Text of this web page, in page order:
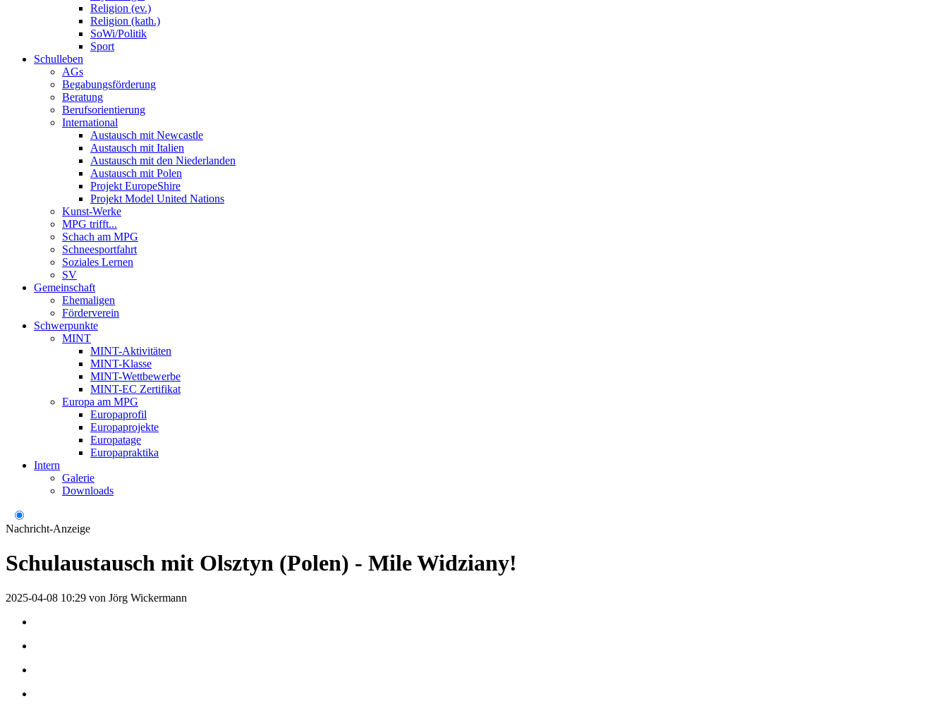
Religion (ev.)
Religion (kath.)
SoWi/Politik
Sport
Schulleben
AGs
Begabungsförderung
Beratung
Berufsorientierung
International
Austausch mit Newcastle
Austausch mit Italien
Austausch mit den Niederlanden
Austausch mit Polen
Projekt EuropeShire
Projekt Model United Nations
Kunst-Werke
MPG trifft...
Schach am MPG
Schneesportfahrt
Soziales Lernen
SV
Gemeinschaft
Ehemaligen
Förderverein
Schwerpunkte
MINT
MINT-Aktivitäten
MINT-Klasse
MINT-Wettbewerbe
MINT-EC Zertifikat
Europa am MPG
Europaprofil
Europaprojekte
Europatage
Europapraktika
Intern
Galerie
Downloads
Nachricht-Anzeige
Schulaustausch mit Olsztyn (Polen) - Mile Widziany!
2025-04-08 10:29 von Jörg Wickermann